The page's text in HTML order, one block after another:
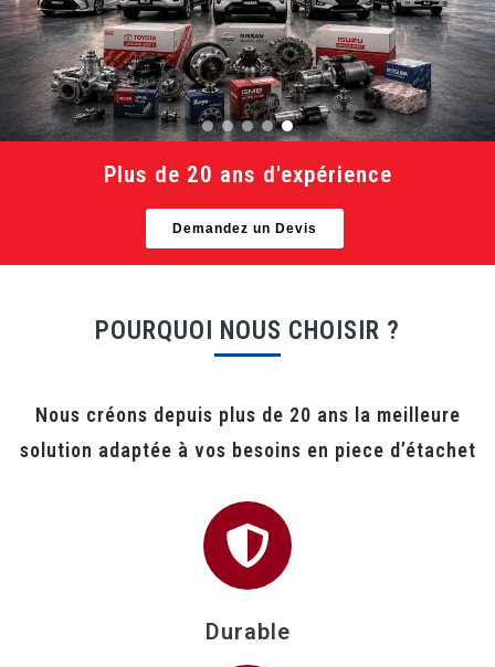
Plus de 20 ans d'expérience
Demandez un Devis
POURQUOI NOUS CHOISIR ?
Nous créons depuis plus de 20 ans la meilleure
solution adaptée à vos besoins en piece d’étachet
Durable